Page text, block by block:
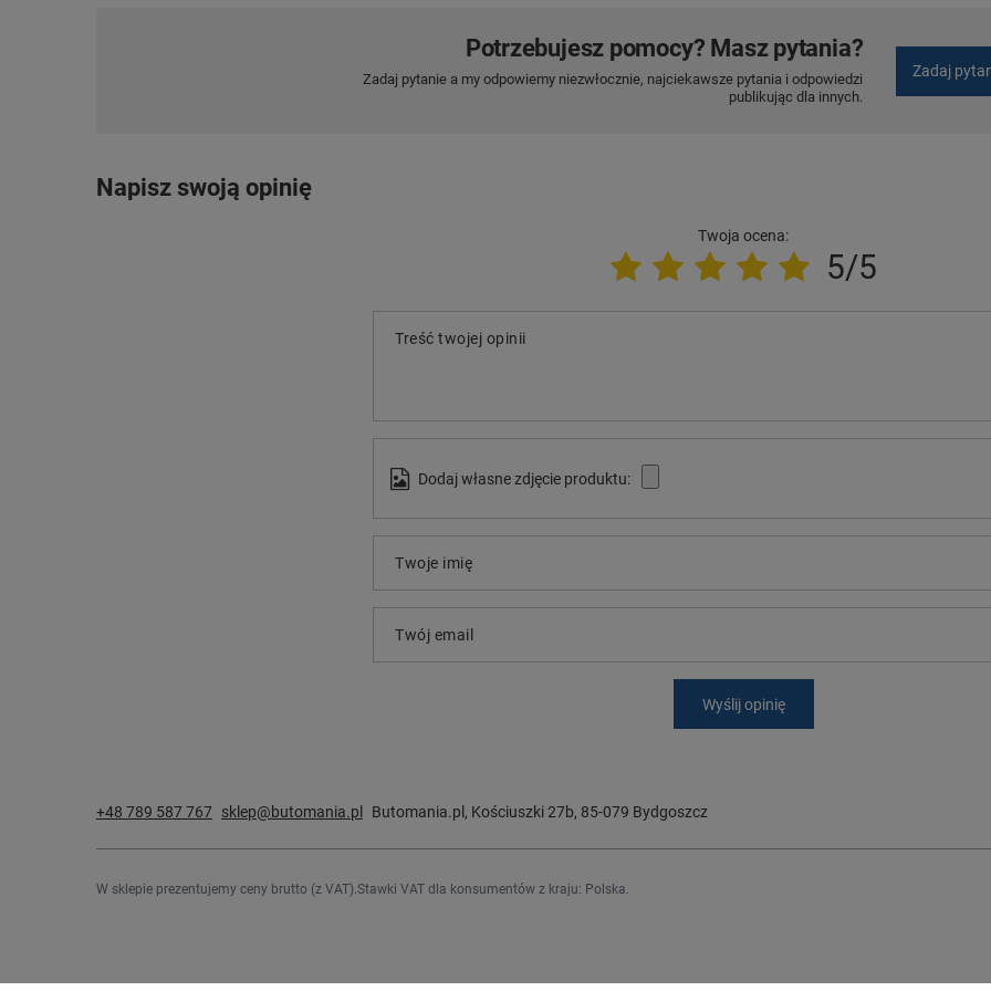
Potrzebujesz pomocy? Masz pytania?
Zadaj pytanie a my odpowiemy niezwłocznie, najciekawsze pytania i odpowiedzi
publikując dla innych.
Zadaj
Napisz swoją opinię
Twoja ocena:
5/5
Treść twojej opinii
Dodaj własne zdjęcie produktu:
Twoje imię
Twój email
Wyślij opinię
+48 789 587 767 sklep@butomania.pl Butomania.pl , Kościuszki 27b, 85-079 Bydgoszcz
W sklepie prezentujemy ceny brutto (z VAT). Stawki VAT dla konsumentów z kraju: Polska